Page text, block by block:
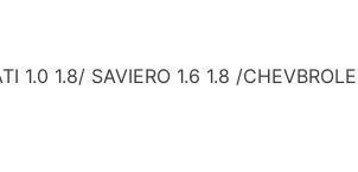
1.0 1.8/ SAVIERO 1.6 1.8 /